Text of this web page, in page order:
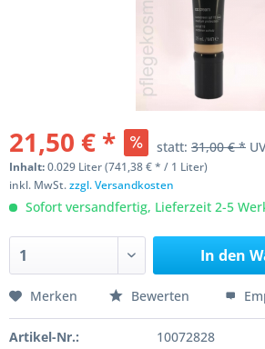
21,50 € * statt: 31,00 € *
Inhalt:0.029 Liter (741,38 € * / 1 Liter)
inkl. MwSt.zzgl. Versandkosten
Sofort versandfertig, Lieferzeit 2-5
In den
Merken Bewerten
Artikel-Nr.:
10072828